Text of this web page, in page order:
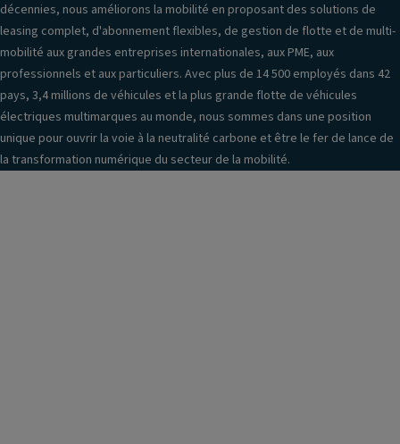
décennies, nous améliorons la mobilité en proposant des solutions de
leasing complet, d'abonnement flexibles, de gestion de flotte et de multi-
mobilité aux grandes entreprises internationales, aux PME, aux
professionnels et aux particuliers. Avec plus de 14 500 employés dans 42
pays, 3,4 millions de véhicules et la plus grande flotte de véhicules
électriques multimarques au monde, nous sommes dans une position
unique pour ouvrir la voie à la neutralité carbone et être le fer de lance de
la transformation numérique du secteur de la mobilité.